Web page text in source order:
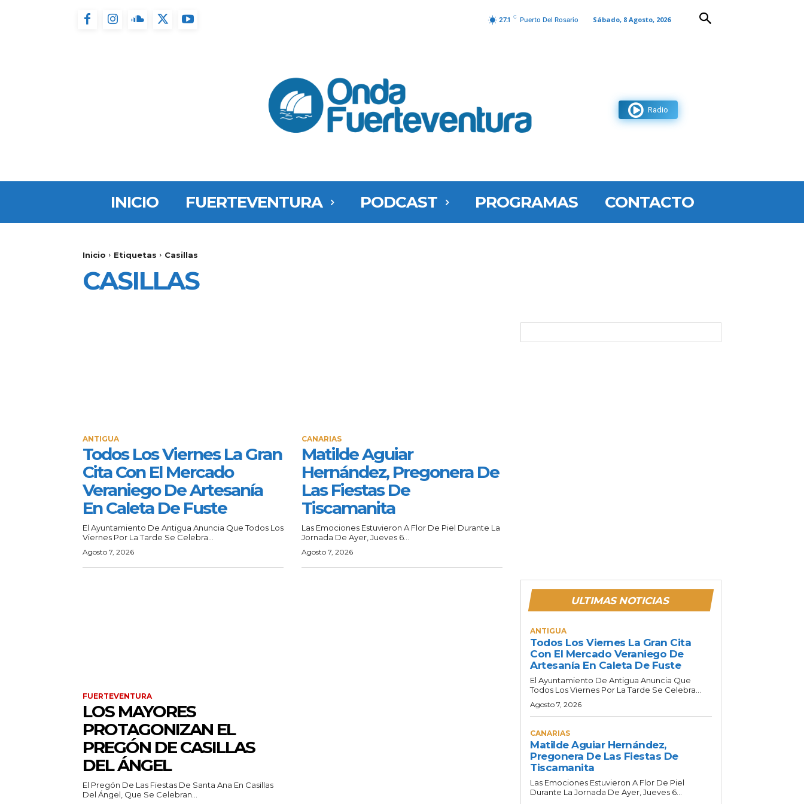
27.1 C Puerto Del Rosario Sábado, 8 Agosto, 2026
Radio
INICIO FUERTEVENTURA PODCAST PROGRAMAS CONTACTO
Inicio Etiquetas Casillas
CASILLAS
ANTIGUA
Todos Los Viernes La Gran
Cita Con El Mercado
Veraniego De Artesanía
En Caleta De Fuste
El Ayuntamiento De Antigua Anuncia Que Todos Los
Viernes Por La Tarde Se Celebra...
Agosto 7, 2026
CANARIAS
Matilde Aguiar
Hernández, Pregonera De
Las Fiestas De
Tiscamanita
Las Emociones Estuvieron A Flor De Piel Durante La
Jornada De Ayer, Jueves 6...
Agosto 7, 2026
FUERTEVENTURA
LOS MAYORES
PROTAGONIZAN EL
PREGÓN DE CASILLAS
DEL ÁNGEL
El Pregón De Las Fiestas De Santa Ana En Casillas
Del Ángel, Que Se Celebran...
ULTIMAS NOTICIAS
ANTIGUA
Todos Los Viernes La Gran Cita
Con El Mercado Veraniego De
Artesanía En Caleta De Fuste
El Ayuntamiento De Antigua Anuncia Que
Todos Los Viernes Por La Tarde Se Celebra...
Agosto 7, 2026
CANARIAS
Matilde Aguiar Hernández,
Pregonera De Las Fiestas De
Tiscamanita
Las Emociones Estuvieron A Flor De Piel
Durante La Jornada De Ayer, Jueves 6...